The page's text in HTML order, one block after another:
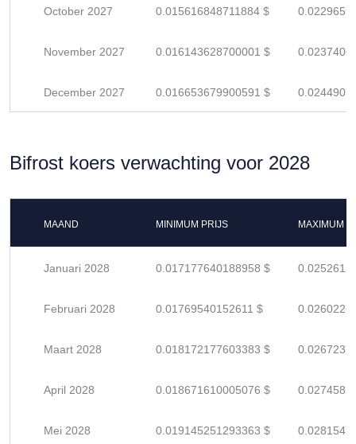
October 2027 0.015616848711884 $
November 2027 0.016143628700001 $
December 2027 0.016653679900591 $
Bifrost koers verwachting voor 2028
MAAND MINIMUM PRIJS MAXIMUM
Januari 2028 0.017177640188958 $
Februari 2028 0.01769540152611 $
Maart 2028 0.018172177603383 $
April 2028 0.018671610005076 $
Mei 2028 0.019145251293363 $